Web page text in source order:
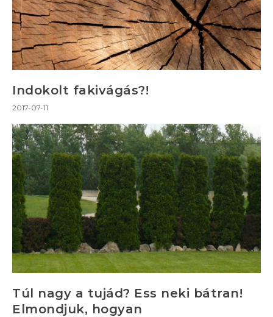
Indokolt fakivágás?!
2017-07-11
Túl nagy a tujád? Ess neki bátran!
Elmondjuk, hogyan